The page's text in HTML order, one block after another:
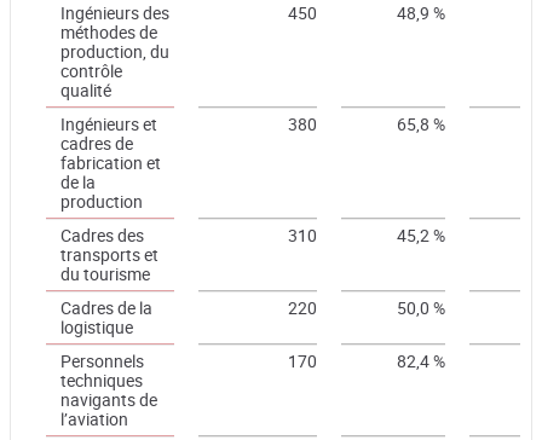
Ingénieurs des
méthodes de
production, du
contrôle
qualité
450 48,9 %
Ingénieurs et
cadres de
fabrication et
de la
production
380 65,8 %
Cadres des
transports et
du tourisme
310 45,2 %
Cadres de la
logistique
220 50,0 %
Personnels
techniques
navigants de
l’aviation
170 82,4 %